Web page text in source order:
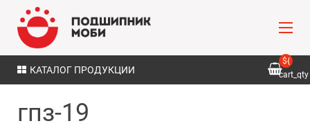
КАТАЛОГ ПРОДУКЦИИ
${
cart_qty
гпз-19